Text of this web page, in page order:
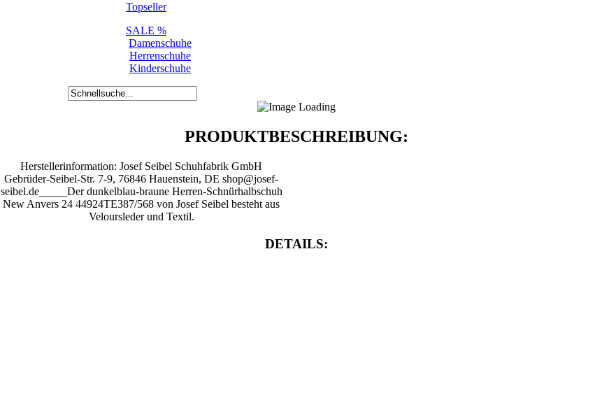
Topseller
SALE %
Damenschuhe
Herrenschuhe
Kinderschuhe
PRODUKTBESCHREIBUNG:
Herstellerinformation: Josef Seibel Schuhfabrik GmbH
Gebrüder-Seibel-Str. 7-9, 76846 Hauenstein, DE shop@josef-
seibel.de_____Der dunkelblau-braune Herren-Schnürhalbschuh
New Anvers 24 44924TE387/568 von Josef Seibel besteht aus
Veloursleder und Textil.
DETAILS: